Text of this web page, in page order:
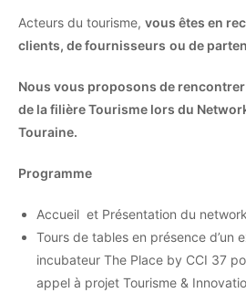
Acteurs du tourisme, vous êtes en
clients, de fournisseurs ou de
Nous vous proposons de
de la filière Tourisme lors du
Touraine.
Programme
Accueil et Présentation du
Tours de tables en présence d’un
incubateur The Place by CCI 37
appel à projet Tourisme &